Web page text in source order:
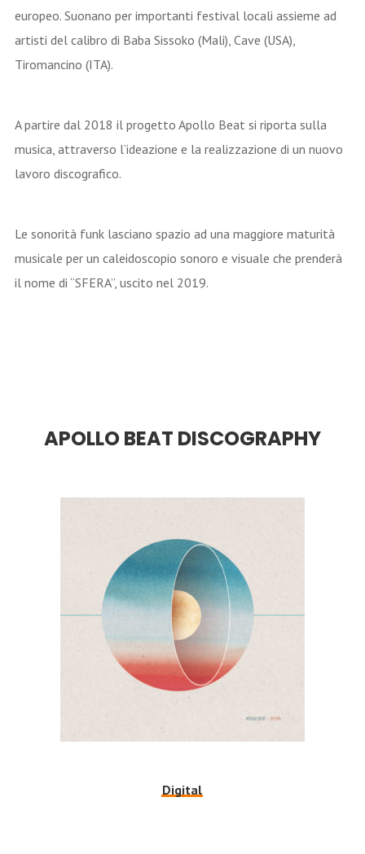
europeo. Suonano per importanti festival locali assieme ad
artisti del calibro di Baba Sissoko (Mali), Cave (USA),
Tiromancino (ITA).
A partire dal 2018 il progetto Apollo Beat si riporta sulla
musica, attraverso l’ideazione e la realizzazione di un nuovo
lavoro discografico.
Le sonorità funk lasciano spazio ad una maggiore maturità
musicale per un caleidoscopio sonoro e visuale che prenderà
il nome di “SFERA”, uscito nel 2019.
APOLLO BEAT DISCOGRAPHY
Digital